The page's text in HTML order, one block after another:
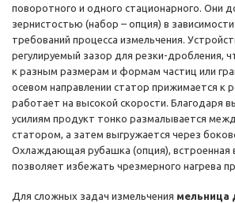
поворотного и одного стационарного. Они
зернистостью (набор – опция) в
требований процесса измельчения.
регулируемый зазор для резки-дробления,
к разным размерам и формам частиц или
осевом направлении статор прижимается к
работает на высокой скорости. Благодаря
усилиям продукт тонко размалывается
статором, а затем выгружается через
Охлаждающая рубашка (опция), встроенная
позволяет избежать чрезмерного нагрева
Для сложных задач измельчения мельница